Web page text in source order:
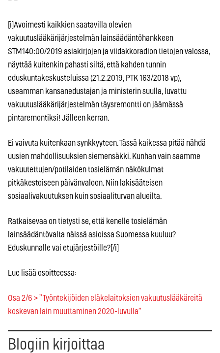
[i]Avoimesti kaikkien saatavilla olevien
vakuutuslääkärijärjestelmän lainsäädäntöhankkeen
STM140:00/2019 asiakirjojen ja viidakkoradion tietojen valossa,
näyttää kuitenkin pahasti siltä, että kahden tunnin
eduskuntakeskusteluissa (21.2.2019, PTK 163/2018 vp),
useamman kansanedustajan ja ministerin suulla, luvattu
vakuutuslääkärijärjestelmän täysremontti on jäämässä
pintaremontiksi! Jälleen kerran.
Ei vaivuta kuitenkaan synkkyyteen. Tässä kaikessa pitää nähdä
uusien mahdollisuuksien siemensäkki. Kunhan vain saamme
vakuutettujen/potilaiden tosielämän näkökulmat
pitkäkestoiseen päivänvaloon. Niin lakisääteisen
sosiaalivakuutuksen kuin sosiaaliturvan alueilta.
Ratkaisevaa on tietysti se, että kenelle tosielämän
lainsäädäntövalta näissä asioissa Suomessa kuuluu?
Eduskunnalle vai etujärjestöille?[/i]
Lue lisää osoitteessa:
Osa 2/6 > ”Työntekijöiden eläkelaitoksien vakuutuslääkäreitä
koskevan lain muuttaminen 2020-luvulla”
Blogiin kirjoittaa